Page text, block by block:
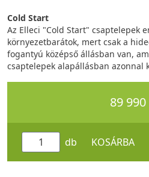
Cold Start
Az Elleci "Cold Start" csaptelepek
környezetbarátok, mert csak a
fogantyú középső állásban van,
csaptelepek alapállásban azonnal
89 990
db KOSÁRBA